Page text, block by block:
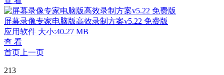
屏幕录像专家电脑版高效录制方案v5.22 免费版
应用软件 大小:40.27 MB
查 看
首页 上一页
213